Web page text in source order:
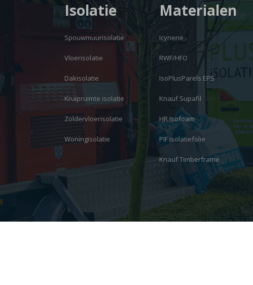
Isolatie
Spouwmuurisolatie
Vloerisolatie
Dakisolatie
Kruipruimte isolatie
Zoldervloerisolatie
Woningisolatie
Materialen
Icynene
RWF/HFO
IsoPlusParels EPS
Knauf Supafil
HR Isofoam
PIF isolatiefolie
Knauf Timberframe